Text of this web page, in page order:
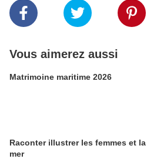
Vous aimerez aussi
Matrimoine maritime 2026
Raconter illustrer les femmes et la
mer